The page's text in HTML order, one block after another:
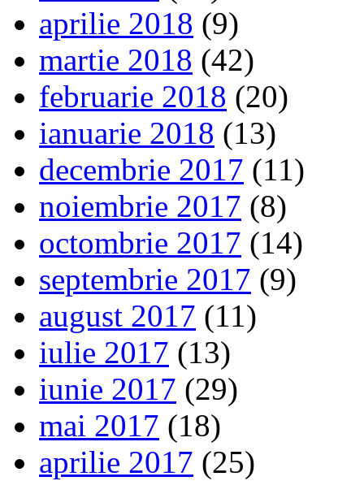
aprilie 2018 (9)
martie 2018 (42)
februarie 2018 (20)
ianuarie 2018 (13)
decembrie 2017 (11)
noiembrie 2017 (8)
octombrie 2017 (14)
septembrie 2017 (9)
august 2017 (11)
iulie 2017 (13)
iunie 2017 (29)
mai 2017 (18)
aprilie 2017 (25)